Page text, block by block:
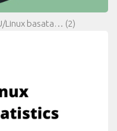
Linux basata… (2)